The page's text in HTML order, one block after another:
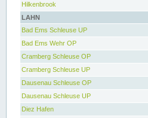
Hilkenbrook
LAHN
Bad Ems Schleuse UP
Bad Ems Wehr OP
Cramberg Schleuse OP
Cramberg Schleuse UP
Dausenau Schleuse OP
Dausenau Schleuse UP
Diez Hafen